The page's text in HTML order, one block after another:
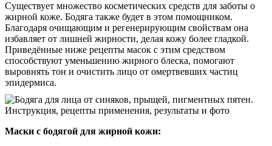
Существует множество косметических средств для заботы о
жирной коже. Бодяга также будет в этом помощником.
Благодаря очищающим и регенерирующим свойствам она
избавляет от лишней жирности, делая кожу более гладкой.
Приведённые ниже рецепты масок с этим средством
способствуют уменьшению жирного блеска, помогают
выровнять тон и очистить лицо от омертвевших частиц
эпидермиса.
Маски с бодягой для жирной кожи: